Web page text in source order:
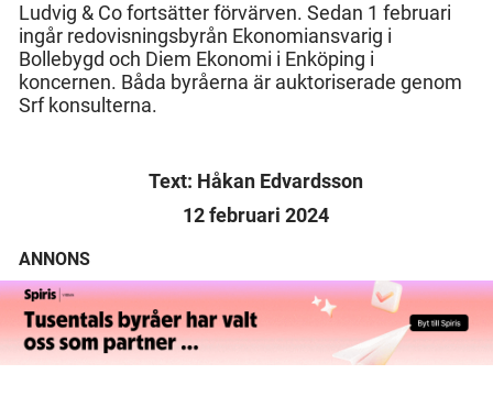
Ludvig & Co fortsätter förvärven. Sedan 1 februari
ingår redovisningsbyrån Ekonomiansvarig i
Bollebygd och Diem Ekonomi i Enköping i
koncernen. Båda byråerna är auktoriserade genom
Srf konsulterna.
Text: Håkan Edvardsson
12 februari 2024
ANNONS